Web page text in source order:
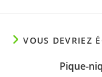
VOUS DEVRIEZ
Pique-